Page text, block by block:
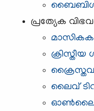
ബൈബിള്‍
പ്രത്യേക
ക്രിസ്തീയ
ലൈവ്